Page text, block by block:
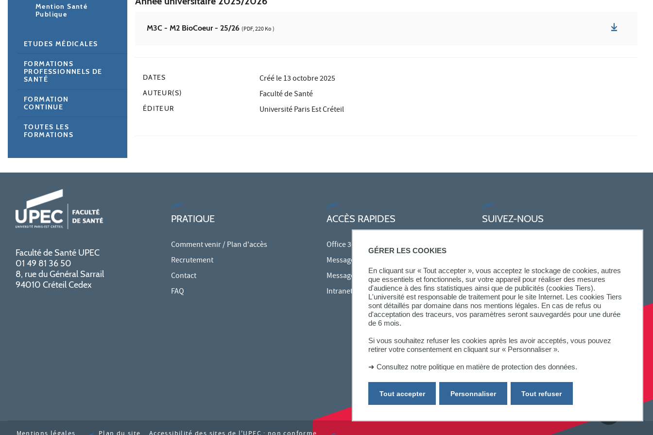
GÉRER LES COOKIES
En cliquant sur « Tout accepter », vous acceptez le stockage de cookies, autres
que essentiels et fonctionnels, sur votre appareil pour réaliser des mesures
d'audience à des fins statistiques ainsi que de publicités (cookies Tiers).
L'université est responsable de traitement pour le site Internet. Les cookies Tiers
sont détaillés par domaine dans nos mentions légales. En cas de refus ou
d'acceptation des traceurs, vos paramètres seront sauvegardés pour une durée
de 6 mois.
Si vous souhaitez refuser les cookies après les avoir acceptés, vous pouvez
retirer votre consentement en cliquant sur « Personnaliser ».
➜ Consultez notre politique en matière de protection des données.
Tout accepter Tout refuser
Personnaliser
M3C - M2 BioCoeur - 25/26 (PDF, 220 Ko )
DATES Créé le13 octobre 2025
AUTEUR(S) Faculté de Santé
ÉDITEUR Université Paris Est Créteil
Mention Santé
Publique
ETUDES MÉDICALES
FORMATIONS
PROFESSIONNELS DE
SANTÉ
FORMATION
CONTINUE
TOUTES LES
FORMATIONS
Faculté de Santé UPEC
01 49 81 36 50
8, rue du Général Sarrail
94010 Créteil Cedex
PRATIQUE
Comment venir / Plan d'accès
Recrutement
Contact
FAQ
ACCÈS RAPIDES
Office 365
Messagerie des personnels
Messagerie étudiante
Intranet des personnels
SUIVEZ-NOUS